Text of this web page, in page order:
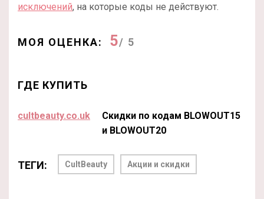
исключений, на которые коды не действуют.
МОЯ ОЦЕНКА: 5/ 5
ГДЕ КУПИТЬ
cultbeauty.co.uk
Скидки по кодам BLOWOUT15
и BLOWOUT20
ТЕГИ: CultBeauty Акции и скидки